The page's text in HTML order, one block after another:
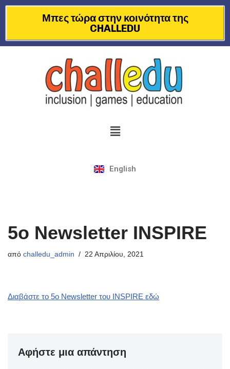
στο
Μπες τώρα στην κοινότητα της
CHALLEDU
English
5o Newsletter INSPIRE
από challedu_admin 22 Απριλίου, 2021
Διαβάστε το 5ο Newsletter του INSPIRE εδώ
Αφήστε μια απάντηση